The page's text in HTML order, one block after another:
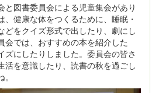
と図書委員会による児童集会があり
、健康な体をつくるために、睡眠・
どをクイズ形式で出したり、劇にし
会では、おすすめの本を紹介した
ズにしたりしました。委員会の皆さ
活を意識したり、読書の秋を過ごし